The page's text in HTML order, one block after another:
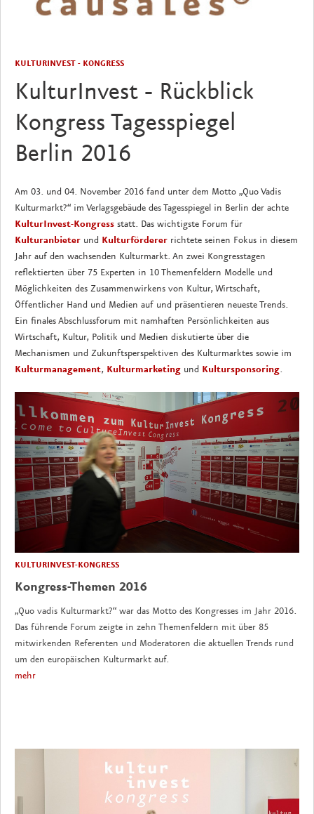
KULTURINVEST - KONGRESS
KulturInvest - Rückblick
Kongress Tagesspiegel
Berlin 2016
Am 03. und 04. November 2016 fand unter dem Motto „Quo Vadis
Kulturmarkt?“ im Verlagsgebäude des Tagesspiegel in Berlin der achte
KulturInvest-Kongress statt. Das wichtigste Forum für
Kulturanbieter und Kulturförderer richtete seinen Fokus in diesem
Jahr auf den wachsenden Kulturmarkt. An zwei Kongresstagen
reflektierten über 75 Experten in 10 Themenfeldern Modelle und
Möglichkeiten des Zusammenwirkens von Kultur, Wirtschaft,
Öffentlicher Hand und Medien auf und präsentieren neueste Trends.
Ein finales Abschlussforum mit namhaften Persönlichkeiten aus
Wirtschaft, Kultur, Politik und Medien diskutierte über die
Mechanismen und Zukunftsperspektiven des Kulturmarktes sowie im
Kulturmanagement, Kulturmarketing und Kultursponsoring.
KULTURINVEST-KONGRESS
Kongress-Themen 2016
„Quo vadis Kulturmarkt?“ war das Motto des Kongresses im Jahr 2016.
Das führende Forum zeigte in zehn Themenfeldern mit über 85
mitwirkenden Referenten und Moderatoren die aktuellen Trends rund
um den europäischen Kulturmarkt auf.
mehr